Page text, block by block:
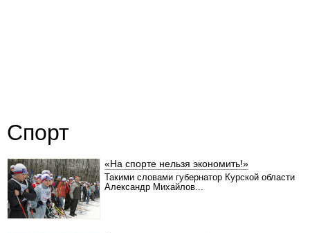
Спорт
«На спорте нельзя экономить!»
Такими словами губернатор Курской области
Александр Михайлов...